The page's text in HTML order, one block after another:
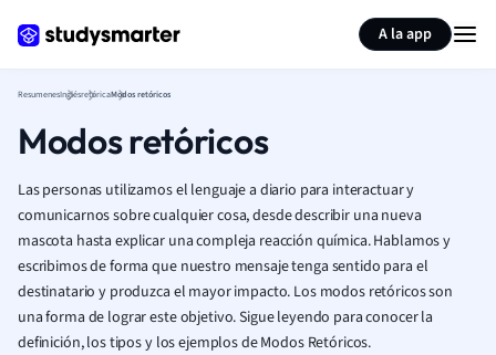
A la app
ResumenesInglésretóricaModos retóricos
Modos retóricos
Las personas utilizamos el lenguaje a diario para interactuar y
comunicarnos sobre cualquier cosa, desde describir una nueva
mascota hasta explicar una compleja reacción química. Hablamos y
escribimos de forma que nuestro mensaje tenga sentido para el
destinatario y produzca el mayor impacto. Los modos retóricos son
una forma de lograr este objetivo. Sigue leyendo para conocer la
definición, los tipos y los ejemplos de Modos Retóricos.
Resumir página